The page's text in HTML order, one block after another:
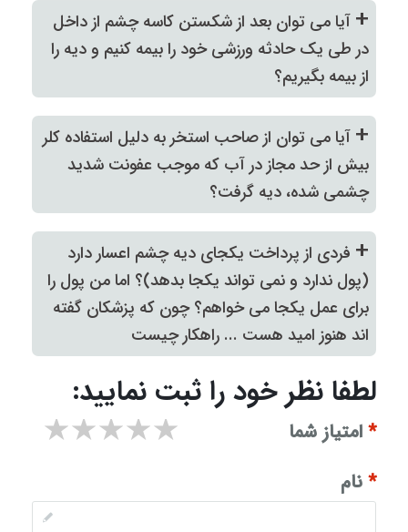
+ آیا می توان بعد از شکستن کاسه چشم از داخل
در طی یک حادثه ورزشی خود را بیمه کنیم و دیه را
از بیمه بگیریم؟
+ آیا می توان از صاحب استخر به دلیل استفاده کلر
بیش از حد مجاز در آب که موجب عفونت شدید
چشمی شده، دیه گرفت؟
+ فردی از پرداخت یکجای دیه چشم اعسار دارد
(پول ندارد و نمی تواند یکجا بدهد)؟ اما من پول را
برای عمل یکجا می خواهم؟ چون که پزشکان گفته
اند هنوز امید هست ... راهکار چیست
لطفا نظر خود را ثبت نمایید:
*امتیاز شما ۵ stars ۴ stars ۳ stars ۲ stars
*نام